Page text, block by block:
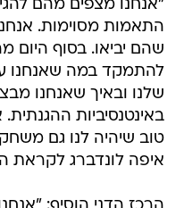
"אנחנו מצפים מהם
התאמות מסוימות.
שהם יביאו. בסוף היום
להתמקד במה שאנחנו
שלנו ובאיך שאנחנו
באינטנסיביות
טוב שיהיה לנו גם
איפה לונדברג לקראת